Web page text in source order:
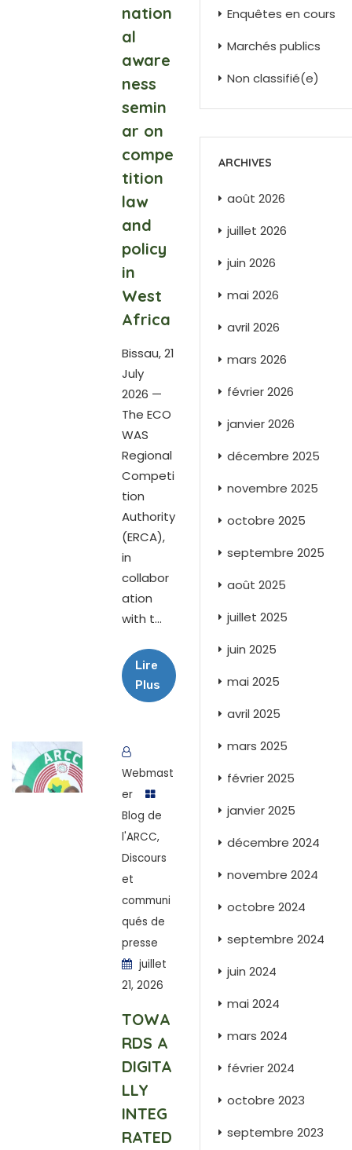
nation
al
aware
ness
semin
ar on
compe
tition
law
and
policy
in
West
Africa
Bissau, 21
July
2026 —
The ECO
WAS
Regional
Competi
tion
Authority
(ERCA),
in
collabor
ation
with t...
Lire
Plus
Webmast
er
Blog de
l'ARCC,
Discours
et
communi
qués de
presse
juillet
21, 2026
TOWA
RDS A
DIGITA
LLY
INTEG
RATED
Enquêtes en cours
Marchés publics
Non classifié(e)
ARCHIVES
août 2026
juillet 2026
juin 2026
mai 2026
avril 2026
mars 2026
février 2026
janvier 2026
décembre 2025
novembre 2025
octobre 2025
septembre 2025
août 2025
juillet 2025
juin 2025
mai 2025
avril 2025
mars 2025
février 2025
janvier 2025
décembre 2024
novembre 2024
octobre 2024
septembre 2024
juin 2024
mai 2024
mars 2024
février 2024
octobre 2023
septembre 2023